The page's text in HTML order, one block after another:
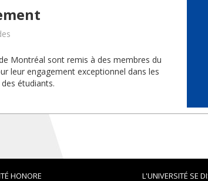
Montréal sont remis à des membres du
leur engagement exceptionnel dans les
étudiants.
HONORE L'UNIVERSITÉ SE